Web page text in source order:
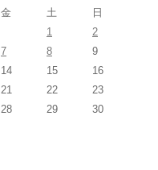
金 土
日
1
2
7 8
9
14 15
16
21 22
23
28 29
30